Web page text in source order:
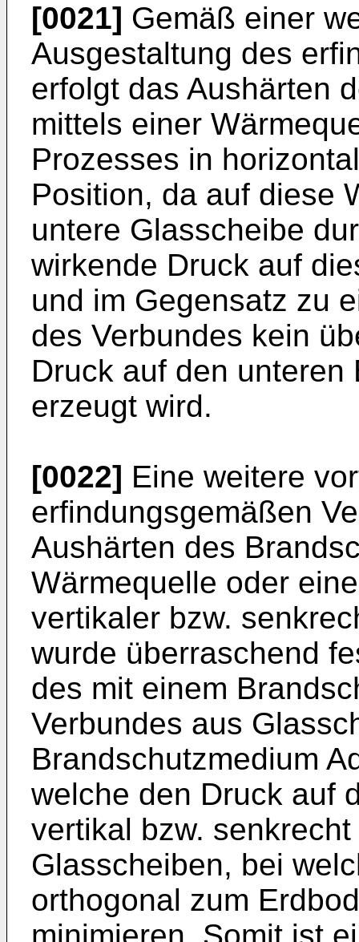
[0021] Gemäß einer
Ausgestaltung des
erfolgt das Aushärten
mittels einer
Prozesses in
Position, da auf diese
untere Glasscheibe
wirkende Druck auf
und im Gegensatz zu
des Verbundes kein
Druck auf den
erzeugt wird.
[0022] Eine weitere
erfindungsgemäßen
Aushärten des
Wärmequelle oder
vertikaler bzw.
wurde überraschend
des mit einem
Verbundes aus
Brandschutzmedium
welche den Druck auf
vertikal bzw.
Glasscheiben, bei
orthogonal zum